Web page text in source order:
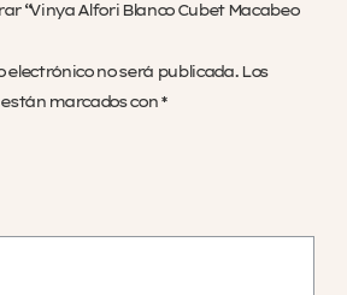
“Vinya Alfori Blanco Cubet Macabeo
electrónico no será publicada. Los
marcados con *